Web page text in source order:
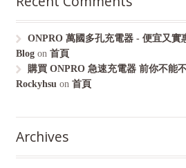
ONPRO 萬國多孔充電器 - 便宜又實
Blogon 首頁
購買 ONPRO 急速充電器 前你不能
Rockyhsu on 首頁
Archives